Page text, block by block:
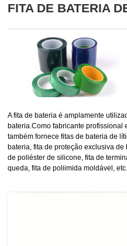
FITA DE BATERIA
A fita de bateria é amplamente
bateria.Como fabricante profissional
também fornece fitas de bateria de
bateria, fita de proteção exclusiva
de poliéster de silicone, fita de
queda, fita de poliimida moldável, etc.